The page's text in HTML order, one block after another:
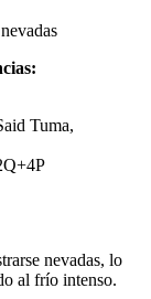
Tuma,
nevadas, lo
al frío intenso.